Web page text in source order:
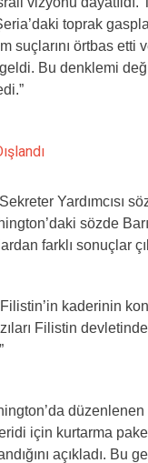
toprak
suçlarını örtbas
Bu denklemi
Yardımcısı
sözde
farklı sonuçlar
kaderinin
Filistin
düzenlenen
için kurtarma
açıkladı. Bu